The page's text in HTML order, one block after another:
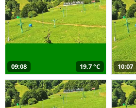
09:08 19,7 °C 10:07